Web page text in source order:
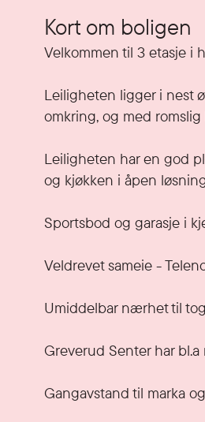
Kort om boligen
Velkommen til 3 etasje i
Leiligheten ligger i nest
omkring, og med romslig
Leiligheten har en god
og kjøkken i åpen
Sportsbod og garasje i
Veldrevet sameie -
Umiddelbar nærhet til
Greverud Senter har
Gangavstand til marka